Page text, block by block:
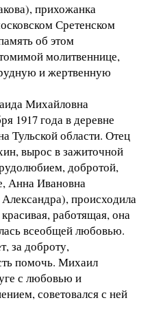
прихожанка
Сретенском
об этом
молитвеннице,
и жертвенную
Михайловна
1917 года в деревне
Тульской области. Отец
вырос в зажиточной
добротой,
Анна Ивановна
происходила
работящая, она
всеобщей любовью.
за доброту,
помочь. Михаил
с любовью и
советовался с ней